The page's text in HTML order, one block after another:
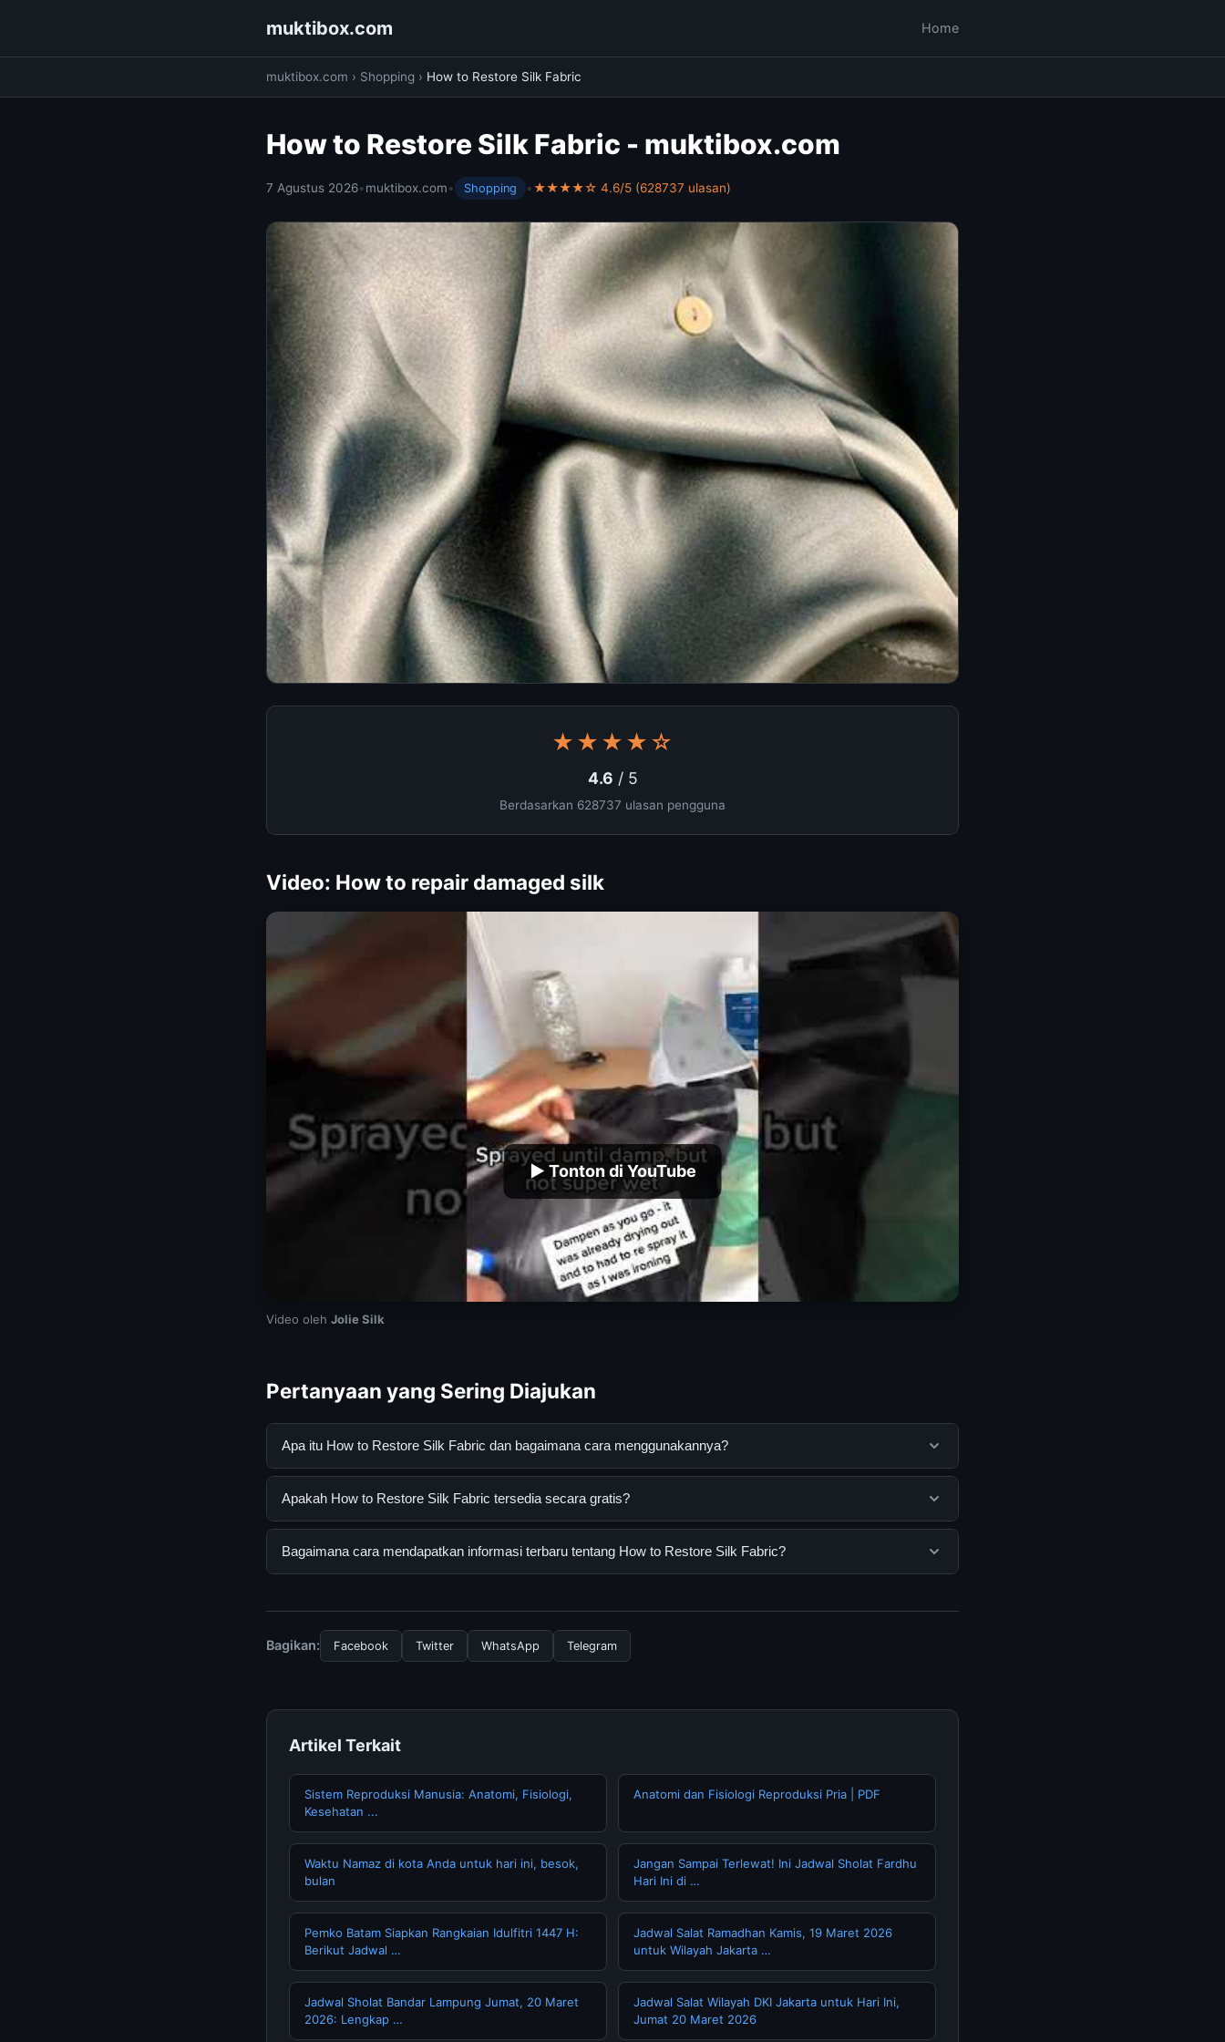
muktibox.com Home
muktibox.com › Shopping › How to Restore Silk Fabric
How to Restore Silk Fabric - muktibox.com
7 Agustus 2026•muktibox.com• Shopping •★★★★☆ 4.6/5 (628737 ulasan)
★★★★☆
4.6 / 5
Berdasarkan 628737 ulasan pengguna
Video: How to repair damaged silk
▶ Tonton di YouTube
Video oleh Jolie Silk
Pertanyaan yang Sering Diajukan
Apa itu How to Restore Silk Fabric dan bagaimana cara menggunakannya?
How to Restore Silk Fabric adalah layanan digital yang dirancang untuk membantu pengguna mendapatkan
mengikuti panduan yang tersedia.
Apakah How to Restore Silk Fabric tersedia secara gratis?
Ya, How to Restore Silk Fabric dapat diakses secara gratis oleh semua pengguna. Tidak ada biaya
Bagaimana cara mendapatkan informasi terbaru tentang How to Restore Silk Fabric?
Bagikan:
Facebook Twitter WhatsApp Telegram
Artikel Terkait
Sistem Reproduksi Manusia: Anatomi, Fisiologi,
Kesehatan ...
Anatomi dan Fisiologi Reproduksi Pria | PDF
Waktu Namaz di kota Anda untuk hari ini, besok,
bulan
Jangan Sampai Terlewat! Ini Jadwal Sholat Fardhu
Hari Ini di …
Pemko Batam Siapkan Rangkaian Idulfitri 1447 H:
Berikut Jadwal …
Jadwal Salat Ramadhan Kamis, 19 Maret 2026
untuk Wilayah Jakarta …
Jadwal Sholat Bandar Lampung Jumat, 20 Maret
2026: Lengkap …
Jadwal Salat Wilayah DKI Jakarta untuk Hari Ini,
Jumat 20 Maret 2026